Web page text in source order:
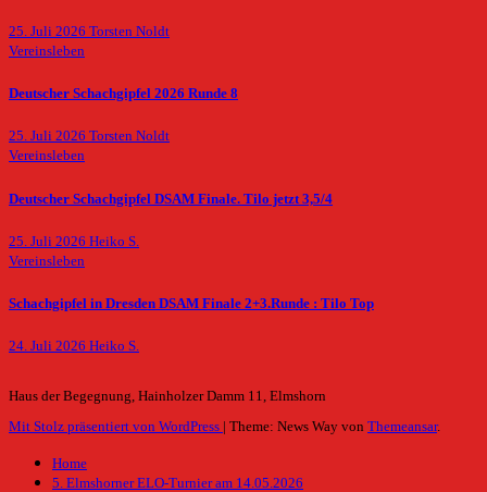
25. Juli 2026 Torsten Noldt
Vereinsleben
Deutscher Schachgipfel 2026 Runde 8
25. Juli 2026 Torsten Noldt
Vereinsleben
Deutscher Schachgipfel DSAM Finale. Tilo jetzt 3,5/4
25. Juli 2026 Heiko S.
Vereinsleben
Schachgipfel in Dresden DSAM Finale 2+3.Runde : Tilo Top
24. Juli 2026 Heiko S.
Haus der Begegnung, Hainholzer Damm 11, Elmshorn
Mit Stolz präsentiert von WordPress
Theme: News Way von Themeansar.
Home
5. Elmshorner ELO-Turnier am 14.05.2026